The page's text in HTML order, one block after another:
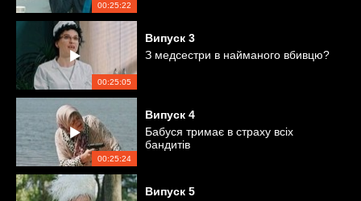
00:25:22
00:25:05
Випуск 3
З медсестри в найманого вбивцю?
00:25:24
Випуск 4
Бабуся тримає в страху всіх
бандитів
Випуск 5